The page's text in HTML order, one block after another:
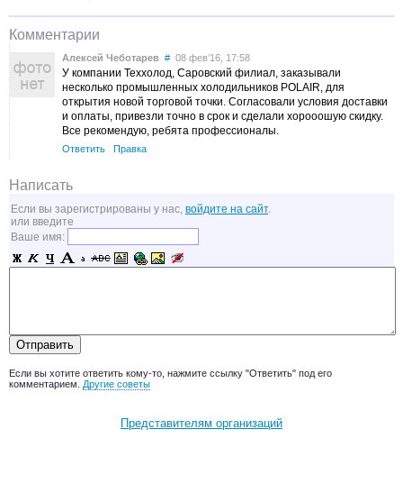
Комментарии
Алексей Чеботарев # 08 фев’16, 17:58
У компании Теххолод, Саровский филиал, заказывали
несколько промышленных холодильников POLAIR, для
открытия новой торговой точки. Согласовали условия доставки
и оплаты, привезли точно в срок и сделали хорооошую скидку.
Все рекомендую, ребята профессионалы.
Ответить Правка
Написать
Если вы зарегистрированы у нас, войдите на сайт.
или введите
Ваше имя:
Если вы хотите ответить кому-то, нажмите ссылку "Ответить" под его
комментарием. Другие советы
Представителям организаций